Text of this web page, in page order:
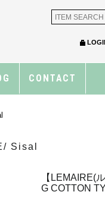
CONTACT
Sisal
【LEMAIRE(
G COTTON